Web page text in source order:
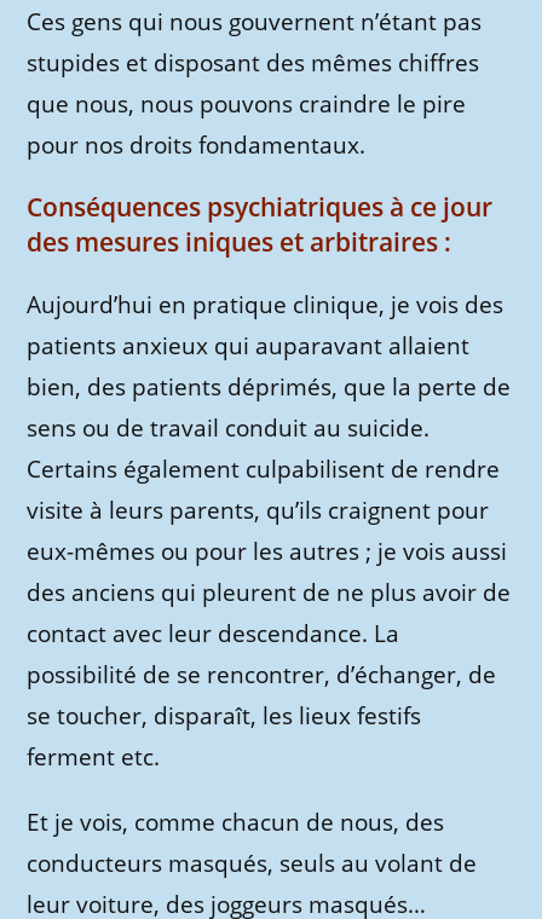
Ces gens qui nous gouvernent n’étant pas
stupides et disposant des mêmes chiffres
que nous, nous pouvons craindre le pire
pour nos droits fondamentaux.
Conséquences psychiatriques à ce jour
des mesures iniques et arbitraires :
Aujourd’hui en pratique clinique, je vois des
patients anxieux qui auparavant allaient
bien, des patients déprimés, que la perte de
sens ou de travail conduit au suicide.
Certains également culpabilisent de rendre
visite à leurs parents, qu’ils craignent pour
eux-mêmes ou pour les autres ; je vois aussi
des anciens qui pleurent de ne plus avoir de
contact avec leur descendance. La
possibilité de se rencontrer, d’échanger, de
se toucher, disparaît, les lieux festifs
ferment etc.
Et je vois, comme chacun de nous, des
conducteurs masqués, seuls au volant de
leur voiture, des joggeurs masqués…